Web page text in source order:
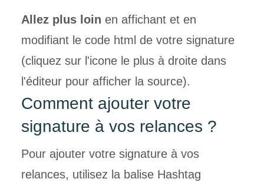
Allez plus loin en affichant et en
modifiant le code html de votre signature
(cliquez sur l'icone le plus à droite dans
l'éditeur pour afficher la source).
Comment ajouter votre
signature à vos relances ?
Pour ajouter votre signature à vos
relances, utilisez la balise Hashtag